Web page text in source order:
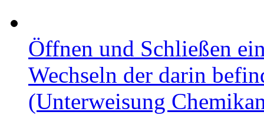
Öffnen und Schließen
Wechseln der darin
(Unterweisung